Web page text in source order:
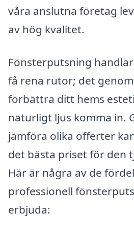
våra anslutna företag
av hög kvalitet.
Fönsterputsning
få rena rutor; det
förbättra ditt hems
naturligt ljus komma in.
jämföra olika offerter
det bästa priset för den
Här är några av de
professionell
erbjuda: